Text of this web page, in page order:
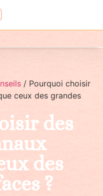
/ Pourquoi choisir
ceux des grandes
des
des
?